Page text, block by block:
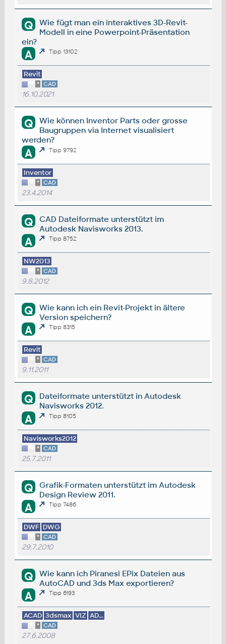
Q
Wie fügt man ein interaktives 3D-Revit-
Modell in eine Powerpoint-Präsentation
ein?
A Tipp 13102
Revit
* CAD
16.10.2021
Q
Wie können Inventor Parts oder grosse
Baugruppen via Internet visualisiert
werden?
A Tipp 9792
Inventor
* CAD
23.4.2014
Q
CAD Dateiformate unterstützt im
Autodesk Navisworks 2013.
A Tipp 8752
NW2013
* CAD
9.8.2012
Q
Wie kann ich ein Revit-Projekt in ältere
Version speichern?
A Tipp 8315
Revit
* CAD
9.11.2011
Q
Dateiformate unterstützt in Autodesk
Navisworks 2012.
A Tipp 8105
Navisworks2012
* CAD
25.7.2011
Q
Grafik-Formaten unterstützt im Autodesk
Design Review 2011.
A Tipp 7486
DWF DWG
* CAD
29.7.2010
Q
Wie kann ich Piranesi EPix Dateien aus
AutoCAD und 3ds Max exportieren?
A Tipp 6193
ACAD 3dsmax VIZ AD...
* CAD
27.6.2008